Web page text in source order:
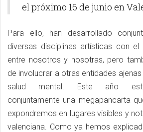
el próximo 16 de junio en
Para ello, han desarrollado
diversas disciplinas artísticas con
entre nosotros y nosotras, pero
de involucrar a otras entidades
salud mental. Este año
conjuntamente una megapancarta
expondremos en lugares visibles y
valenciana. Como ya hemos